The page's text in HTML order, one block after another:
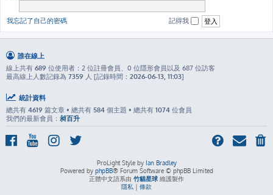
我忘記了自己的密碼 記得我
誰在線上
線上共有 689 位使用者：2 位註冊會員、0 位隱形會員以及 687 位訪客
最高線上人數記錄為 7359 人 [記錄時間： 2026-06-13, 11:03]
統計資料
總共有 4619 篇文章 • 總共有 584 個主題 • 總共有 1074 位會員
我們的最新會員： 昶百升
ProLight Style by Ian Bradley
Powered by phpBB® Forum Software © phpBB Limited
正體中文語系由 竹貓星球 維護製作
隱私 | 條款